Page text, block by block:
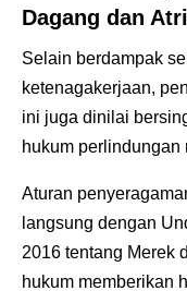
Dagang dan
Selain berdampak
ketenagakerjaan,
ini juga dinilai
hukum perlindungan
Aturan
langsung dengan
2016 tentang Merek
hukum memberikan